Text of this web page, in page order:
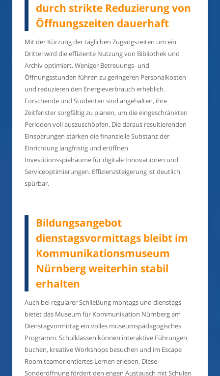
durch strikte Reduzierung von
Öffnungszeiten dauerhaft
Mit der Kürzung der täglichen Zugangszeiten um ein
Drittel wird die effiziente Nutzung von Bibliothek und
Archiv optimiert. Weniger Betreuungs- und
Öffnungsstunden führen zu geringeren Personalkosten
und reduzieren den Energieverbrauch erheblich.
Forschende und Studenten sind angehalten, ihre
Zeitfenster sorgfältig zu planen, um die eingeschränkten
Perioden voll auszuschöpfen. Die daraus resultierenden
Einsparungen stärken die finanzielle Substanz der
Einrichtung langfristig und eröffnen
Investitionsspielräume für digitale Innovationen und
Serviceoptimierungen. Effizienzsteigerung ist deutlich
spürbar.
Bildungsangebot
dienstagsvormittags bleibt im
Kommunikationsmuseum
Nürnberg weiterhin stabil
erhalten
Auch bei regulärer Schließung montags und dienstags
bietet das Museum für Kommunikation Nürnberg am
Dienstagvormittag ein volles museumspädagogisches
Programm. Schulklassen können interaktive Führungen
buchen, kreative Workshops besuchen und im Escape
Room teamorientiertes Lernen erleben. Diese
Sonderöffnung fördert den engen Austausch mit Schulen